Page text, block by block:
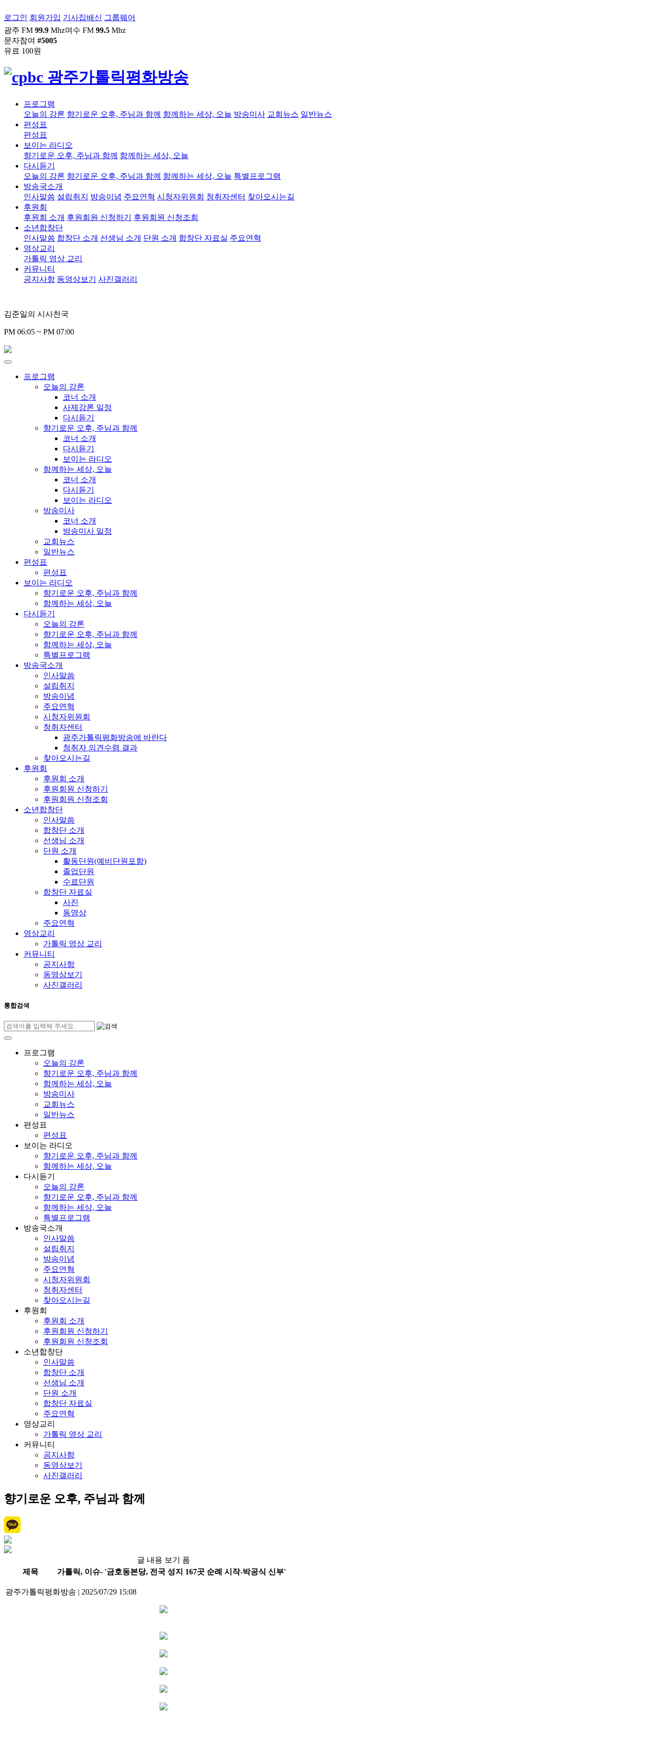
로그인 회원가입 기사집배신 그룹웨어
광주 FM 99.9 Mhz여수 FM 99.5 Mhz
문자참여 #5005
유료 100원
프로그램
오늘의 강론 향기로운 오후, 주님과 함께 함께하는 세상, 오늘 방송미사 교회뉴스 일반뉴스
편성표
편성표
보이는 라디오
향기로운 오후, 주님과 함께 함께하는 세상, 오늘
다시듣기
오늘의 강론 향기로운 오후, 주님과 함께 함께하는 세상, 오늘 특별프로그램
방송국소개
인사말씀 설립취지 방송이념 주요연혁 시청자위원회 청취자센터 찾아오시는길
후원회
후원회 소개 후원회원 신청하기
후원회원 신청조회
소년합창단
인사말씀 합창단 소개 선생님 소개 단원 소개 합창단 자료실 주요연혁
영상교리
가톨릭 영상 교리
커뮤니티
공지사항 동영상보기 사진갤러리
김준일의 시사천국
PM 06:05 ~ PM 07:00
프로그램
오늘의 강론
코너 소개
사제강론 일정
다시듣기
향기로운 오후, 주님과 함께
코너 소개
다시듣기
보이는 라디오
함께하는 세상, 오늘
코너 소개
다시듣기
보이는 라디오
방송미사
코너 소개
방송미사 일정
교회뉴스
일반뉴스
편성표
편성표
보이는 라디오
향기로운 오후, 주님과 함께
함께하는 세상, 오늘
다시듣기
오늘의 강론
향기로운 오후, 주님과 함께
함께하는 세상, 오늘
특별프로그램
방송국소개
인사말씀
설립취지
방송이념
주요연혁
시청자위원회
청취자센터
광주가톨릭평화방송에 바란다
청취자 의견수렴 결과
찾아오시는길
후원회
후원회 소개
후원회원 신청하기
후원회원 신청조회
소년합창단
인사말씀
합창단 소개
선생님 소개
단원 소개
활동단원(예비단원포함)
졸업단원
수료단원
합창단 자료실
사진
동영상
주요연혁
영상교리
가톨릭 영상 교리
커뮤니티
공지사항
동영상보기
사진갤러리
통합검색
프로그램
오늘의 강론
향기로운 오후, 주님과 함께
함께하는 세상, 오늘
방송미사
교회뉴스
일반뉴스
편성표
편성표
보이는 라디오
향기로운 오후, 주님과 함께
함께하는 세상, 오늘
다시듣기
오늘의 강론
향기로운 오후, 주님과 함께
함께하는 세상, 오늘
특별프로그램
방송국소개
인사말씀
설립취지
방송이념
주요연혁
시청자위원회
청취자센터
찾아오시는길
후원회
후원회 소개
후원회원 신청하기
후원회원 신청조회
소년합창단
인사말씀
합창단 소개
선생님 소개
단원 소개
합창단 자료실
주요연혁
영상교리
가톨릭 영상 교리
커뮤니티
공지사항
동영상보기
사진갤러리
향기로운 오후, 주님과 함께
글 내용 보기 폼
제목
가톨릭, 이슈- '금호동본당, 전국 성지 167곳 순례 시작-박공식 신부'
광주가톨릭평화방송 | 2025/07/29 15:08